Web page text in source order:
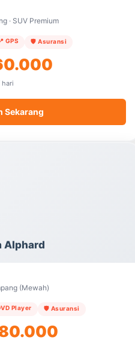
· SUV Premium
GPS 🛡️ Asuransi
hari
Sekarang
Alphard
(Mewah)
Player 🛡️ Asuransi